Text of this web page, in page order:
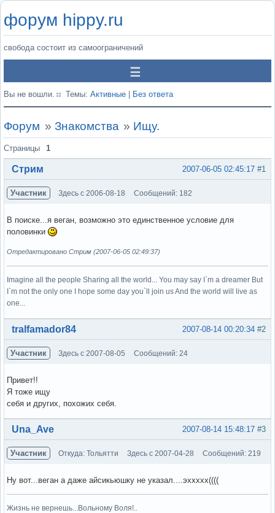
форум hippy.ru
свобода состоит из самоограничений
Вы не вошли. Темы: Активные Без ответа
Форум » Знакомства » Ищу.
Страницы 1
#1
2007-06-05 02:45:17
Стрим
Участник Здесь с 2006-08-18 Сообщений: 182
В поиске...я веган, возможно это единственное условие для
половинки
Отредактировано Стрим (2007-06-05 02:49:37)
Imagine all the people Sharing all the world... You may say I`m a dreamer But
I`m not the only one I hope some day you`ll join us And the world will live as
one...
Вне форума #2
2007-08-14 00:20:34
tralfamador84
Участник Здесь с 2007-08-05 Сообщений: 24
Привет!!
Я тоже ищу
себя и других, похожих себя.
Вне форума #3
2007-08-14 15:48:17
Una_Ave
Участник Откуда: Тольятти Здесь с 2007-04-28 Сообщений: 219
Ну вот...веган а даже айсикьюшку не указал....эххххх((((
Жизнь не вернешь...Вольному Воля!..